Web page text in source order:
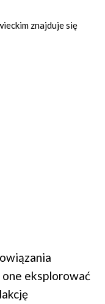
znajduje się
eksplorować